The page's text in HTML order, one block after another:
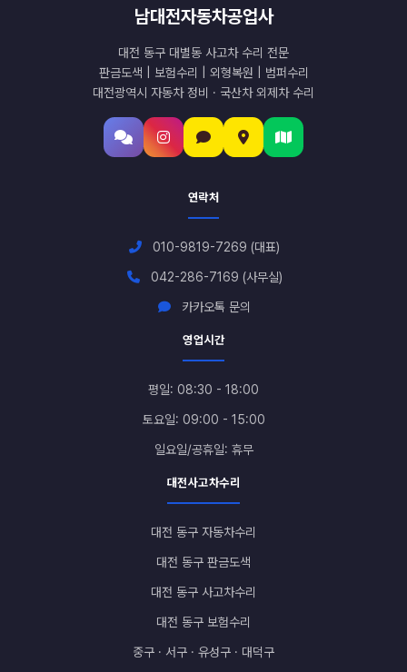
남대전자동차공업사
대전 동구 대별동 사고차 수리 전문
판금도색 | 보험수리 | 외형복원 | 범퍼수리
대전광역시 자동차 정비 · 국산차 외제차 수리
연락처
010-9819-7269 (대표)
042-286-7169 (사무실)
카카오톡 문의
영업시간
평일: 08:30 - 18:00
토요일: 09:00 - 15:00
일요일/공휴일: 휴무
대전사고차수리
대전 동구 자동차수리
대전 동구 판금도색
대전 동구 사고차수리
대전 동구 보험수리
중구 · 서구 · 유성구 · 대덕구